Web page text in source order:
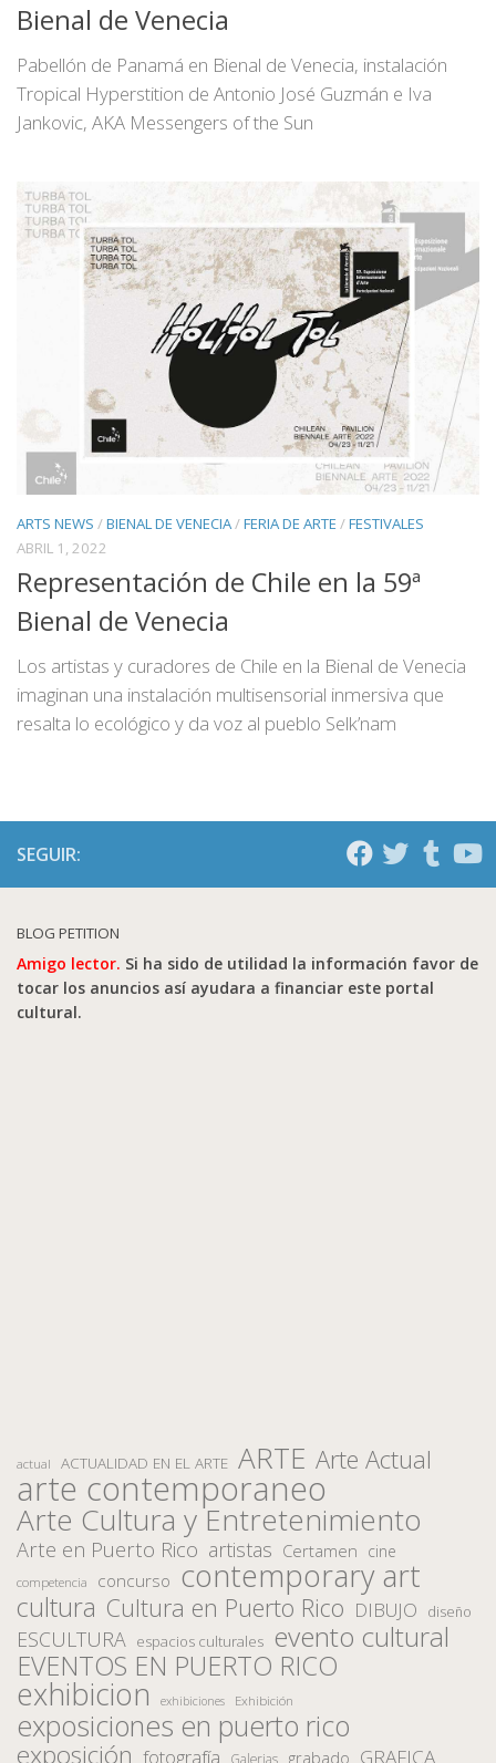
Bienal de Venecia
Pabellón de Panamá en Bienal de Venecia, instalación
Tropical Hyperstition de Antonio José Guzmán e Iva
Jankovic, AKA Messengers of the Sun
ARTS NEWS /BIENAL DE VENECIA /FERIA DE ARTE /FESTIVALES
ABRIL 1, 2022
Representación de Chile en la 59ª
Bienal de Venecia
Los artistas y curadores de Chile en la Bienal de Venecia
imaginan una instalación multisensorial inmersiva que
resalta lo ecológico y da voz al pueblo Selk’nam
SEGUIR:
BLOG PETITION
Amigo lector. Si ha sido de utilidad la información favor de
tocar los anuncios así ayudara a financiar este portal
cultural.
actual ACTUALIDAD EN EL ARTE ARTE Arte Actual
arte contemporaneo
Arte Cultura y Entretenimiento
Arte en Puerto Rico artistas Certamen cine
competencia concurso contemporary art
cultura Cultura en Puerto Rico DIBUJO diseño
ESCULTURA espacios culturales evento cultural
EVENTOS EN PUERTO RICO
exhibicion exhibiciones Exhibición
exposiciones en puerto rico
exposición fotografía Galerias grabado GRAFICA